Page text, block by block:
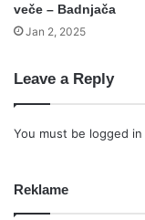
veče – Badnjača
Jan 2, 2025
Leave a Reply
You must be logged in
Reklame